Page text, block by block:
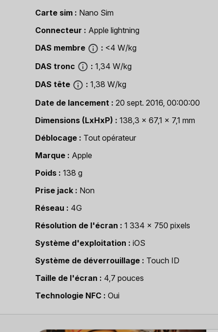
Carte sim
Nano Sim
Connecteur
Apple lightning
DAS membre
<4 W/kg
DAS tronc
1,34 W/kg
DAS tête
1,38 W/kg
Date de lancement
20 sept. 2016, 00:00:00
Dimensions (LxHxP)
138,3 x 67,1 x 7,1 mm
Déblocage
Tout opérateur
Marque
Apple
Poids
138 g
Prise jack
Non
Réseau
4G
Résolution de l'écran
1 334 x 750 pixels
Système d'exploitation
iOS
Système de déverrouillage
Touch ID
Taille de l'écran
4,7 pouces
Technologie NFC
Oui